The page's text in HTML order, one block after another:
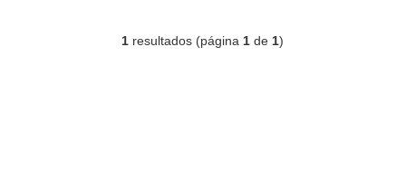
1 resultados (página 1 de 1)